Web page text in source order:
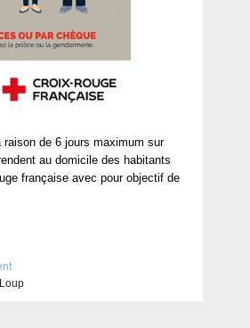
de 6 jours maximum sur
au domicile des habitants
française avec pour objectif de